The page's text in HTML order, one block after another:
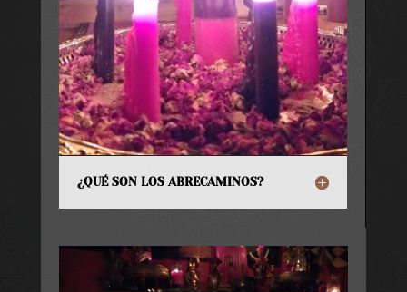
¿QUÉ SON LOS ABRECAMINOS?